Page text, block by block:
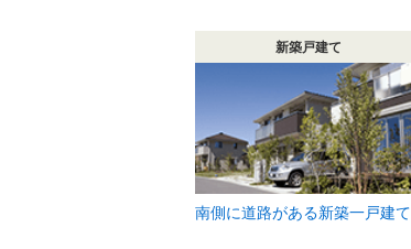
新築戸建て
南側に道路がある新築一戸建て